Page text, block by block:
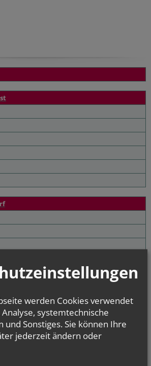
werden Cookies verwendet
systemtechnische
und Sonstiges. Sie können Ihre
jederzeit ändern oder